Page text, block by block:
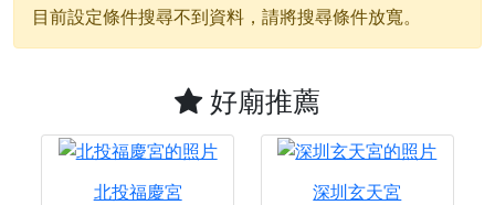
目前設定條件搜尋不到資料，請將搜尋條件放寬。
好廟推薦
北投福慶宮
深圳玄天宮